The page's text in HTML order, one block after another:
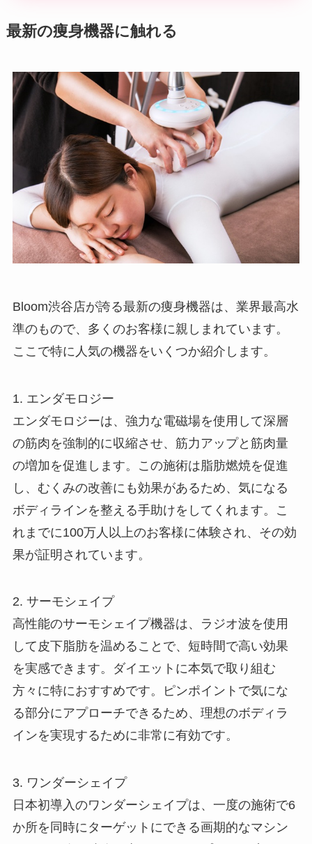
最新の痩身機器に触れる
Bloom渋谷店が誇る最新の痩身機器は、業界最高水
準のもので、多くのお客様に親しまれています。
ここで特に人気の機器をいくつか紹介します。
1. エンダモロジー
エンダモロジーは、強力な電磁場を使用して深層
の筋肉を強制的に収縮させ、筋力アップと筋肉量
の増加を促進します。この施術は脂肪燃焼を促進
し、むくみの改善にも効果があるため、気になる
ボディラインを整える手助けをしてくれます。こ
れまでに100万人以上のお客様に体験され、その効
果が証明されています。
2. サーモシェイプ
高性能のサーモシェイプ機器は、ラジオ波を使用
して皮下脂肪を温めることで、短時間で高い効果
を実感できます。ダイエットに本気で取り組む
方々に特におすすめです。ピンポイントで気にな
る部分にアプローチできるため、理想のボディラ
インを実現するために非常に有効です。
3. ワンダーシェイプ
日本初導入のワンダーシェイプは、一度の施術で6
か所を同時にターゲットにできる画期的なマシン